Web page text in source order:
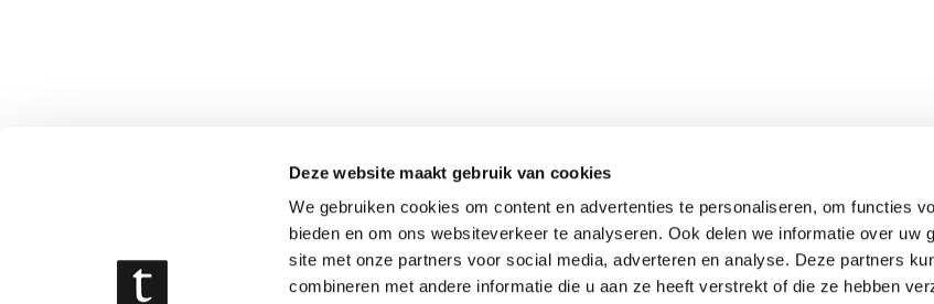
Deze website maakt gebruik van cookies
We gebruiken cookies om content en advertenties te personaliseren, om functies
bieden en om ons websiteverkeer te analyseren. Ook delen we informatie over uw
site met onze partners voor social media, adverteren en analyse. Deze partners
combineren met andere informatie die u aan ze heeft verstrekt of die ze hebben